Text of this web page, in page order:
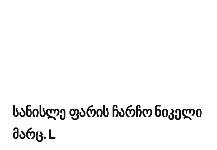
ᲡᲐᲜᲘᲡᲚᲔ ᲤᲐᲠᲘᲡ ᲩᲐᲠᲩᲝ ᲜᲘᲙᲔᲚᲘ
ᲛᲐᲠᲪ. L